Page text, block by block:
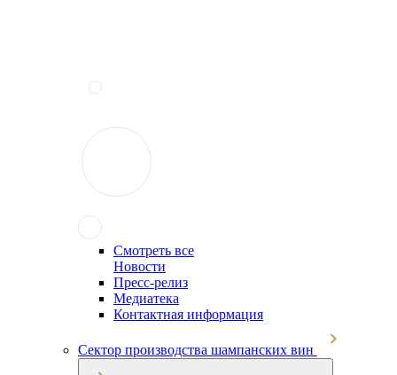
Смотреть все
Новости
Пресс-релиз
Медиатека
Контактная информация
Сектор производства шампанских вин